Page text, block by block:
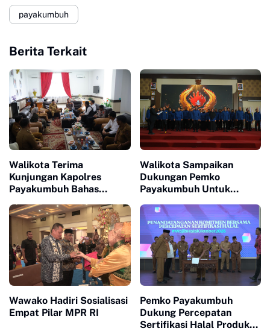
payakumbuh
Berita Terkait
Walikota Terima
Kunjungan Kapolres
Payakumbuh Bahas
Hankamtibmas
Walikota Sampaikan
Dukungan Pemko
Payakumbuh Untuk
Payakumbuh periode
2026-2030
Wawako Hadiri Sosialisasi
Empat Pilar MPR RI
Pemko Payakumbuh
Dukung Percepatan
Sertifikasi Halal Produk